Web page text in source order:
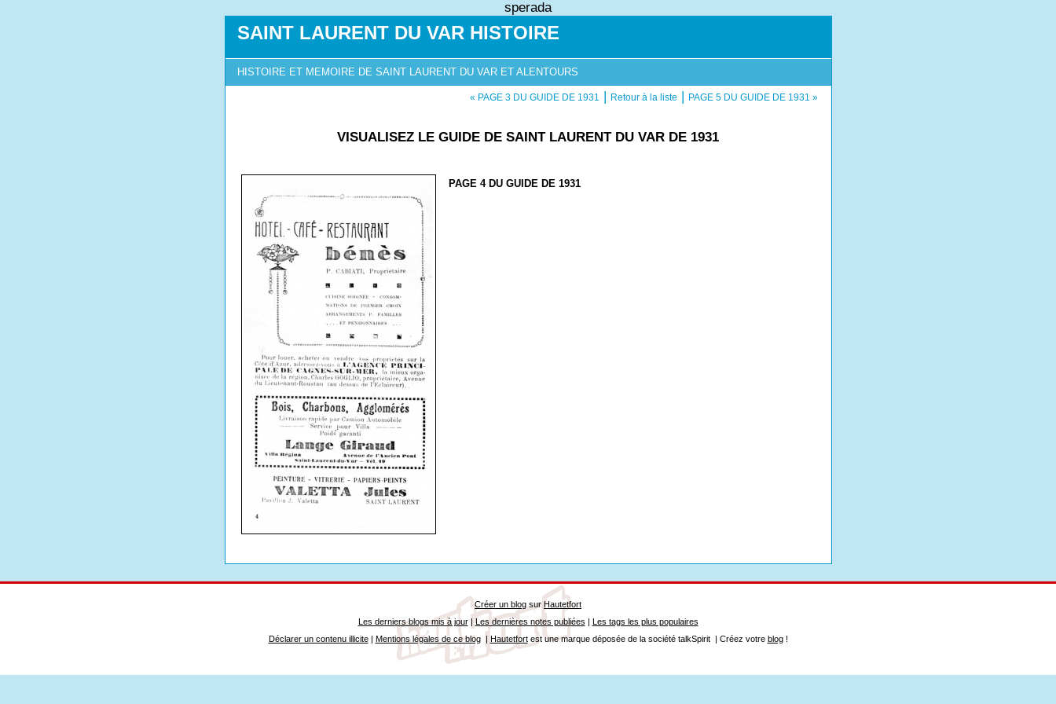
sperada
SAINT LAURENT DU VAR HISTOIRE
HISTOIRE ET MEMOIRE DE SAINT LAURENT DU VAR ET ALENTOURS
« PAGE 3 DU GUIDE DE 1931 | Retour à la liste | PAGE 5 DU GUIDE DE 1931 »
VISUALISEZ LE GUIDE DE SAINT LAURENT DU VAR DE 1931
PAGE 4 DU GUIDE DE 1931
Créer un blog surHautetfort
Les derniers blogs mis à jour| Les dernières notes publiées | Les tags les plus populaires
Déclarer un contenu illicite| Mentions légales de ce blog| Hautetfortest une marque déposée de la société talkSpirit | Créez votre blog!